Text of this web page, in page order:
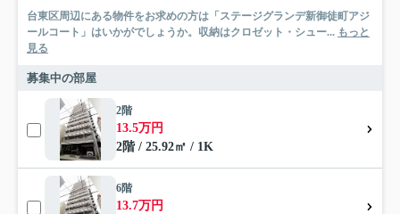
台東区周辺にある物件をお求めの方は「ステージグランデ新御徒町アジ
ールコート」はいかがでしょうか。収納はクロゼット・シュー... もっと
見る
募集中の部屋
2階
13.5万円
2階 / 25.92㎡ / 1K
6階
13.7万円